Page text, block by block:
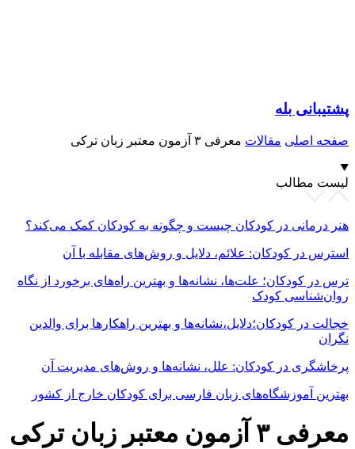
پشتیبانی بله
صفحه اصلی مقالات معرفی ۳ آزمون معتبر زبان ترکی
لیست مطالب
هنر درمانی در کودکان چیست و چگونه به کودکان کمک می‌کند؟
استرس در کودکان: علائم، دلایل و روش‌های مقابله با آن
ترس در کودکان؛ علت‌ها، نشانه‌ها و بهترین راه‌های برخورد از نگاه
روان‌شناسی کودک
خجالت در کودکان؛دلایل،نشانه‌ها و بهترین راهکارها برای والدین
نگران
پرخاشگری در کودکان: علل، نشانه‌ها و روش‌های مدیریت آن
بهترین آموزشگاه‌های زبان فارسی برای کودکان خارج از کشور
معرفی ۳ آزمون معتبر زبان ترکی